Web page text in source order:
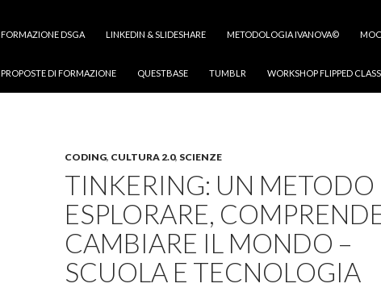
FORMAZIONE DSGA LINKEDIN & SLIDESHARE METODOLOGIA IVANOVA©
PROPOSTE DI FORMAZIONE QUESTBASE TUMBLR WORKSHOP FLIPPED
CODING, CULTURA 2.0, SCIENZE
TINKERING: UN METODO
ESPLORARE,
CAMBIARE IL MONDO –
SCUOLA E TECNOLOGIA